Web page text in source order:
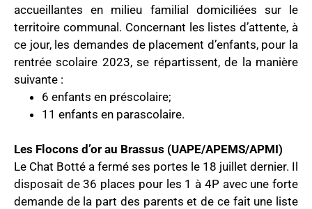
accueillantes en milieu familial domiciliées sur le
territoire communal. Concernant les listes d’attente, à
ce jour, les demandes de placement d’enfants, pour la
rentrée scolaire 2023, se répartissent, de la manière
suivante :
6 enfants en préscolaire;
11 enfants en parascolaire.
Les Flocons d’or au Brassus (UAPE/APEMS/APMI)
Le Chat Botté a fermé ses portes le 18 juillet dernier. Il
disposait de 36 places pour les 1 à 4P avec une forte
demande de la part des parents et de ce fait une liste